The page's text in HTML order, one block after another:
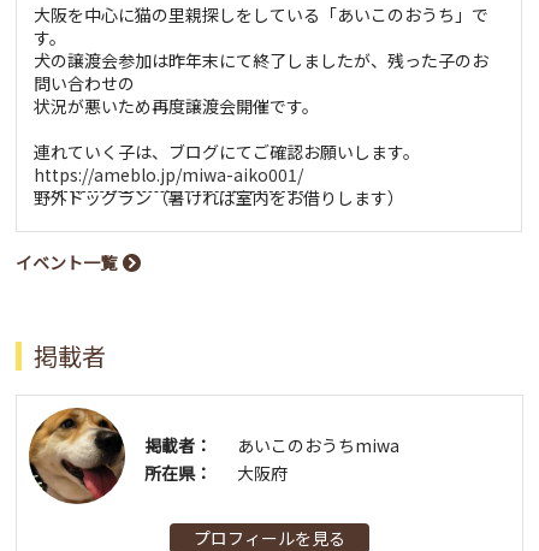
大阪を中心に猫の里親探しをしている「あいこのおうち」で
す。
犬の譲渡会参加は昨年末にて終了しましたが、残った子のお
問い合わせの
状況が悪いため再度譲渡会開催です。
連れていく子は、ブログにてご確認お願いします。
https://ameblo.jp/miwa-aiko001/
野外ドッグラン（暑ければ室内をお借りします）
イベント一覧
掲載者
掲載者：
あいこのおうちmiwa
所在県：
大阪府
プロフィールを見る